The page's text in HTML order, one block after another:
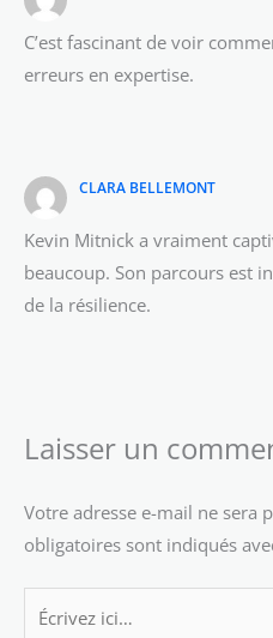
C’est fascinant de voir
erreurs en expertise.
CLARA BELLEMONT
Kevin Mitnick a vraiment
beaucoup. Son parcours est
de la résilience.
Laisser un
Votre adresse e-mail ne sera
obligatoires sont indiqués
Écrivez